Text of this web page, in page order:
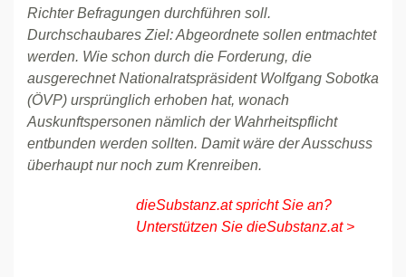
Richter Befragungen durchführen soll.
Durchschaubares Ziel: Abgeordnete sollen entmachtet
werden. Wie schon durch die Forderung, die
ausgerechnet Nationalratspräsident Wolfgang Sobotka
(ÖVP) ursprünglich erhoben hat, wonach
Auskunftspersonen nämlich der Wahrheitspflicht
entbunden werden sollten. Damit wäre der Ausschuss
überhaupt nur noch zum Krenreiben.
dieSubstanz.at spricht Sie an?
Unterstützen Sie dieSubstanz.at >